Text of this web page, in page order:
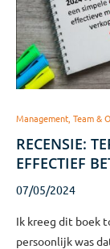
Management, Team &
RECENSIE:
EFFECTIEF
07/05/2024
Ik kreeg dit boek
persoonlijk was